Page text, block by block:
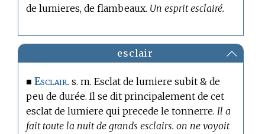
de lumieres, de flambeaux. Un esprit esclairé.
esclair
■Esclair. s. m. Esclat de lumiere subit & de
peu de durée. Il se dit principalement de cet
esclat de lumiere qui precede le tonnerre.Il a
fait toute la nuit de grands esclairs. on ne voyoit